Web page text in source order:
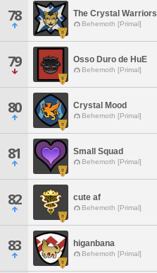
78 The Crystal Warriors
Behemoth [Primal]
79 Osso Duro de HuE
Behemoth [Primal]
80 Crystal Mood
Behemoth [Primal]
81 Small Squad
Behemoth [Primal]
82 cute af
Behemoth [Primal]
83 higanbana
Behemoth [Primal]